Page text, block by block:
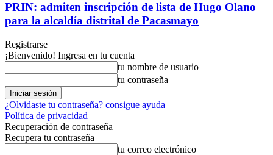
PRIN: admiten inscripción de lista de Hugo Olano
para la alcaldía distrital de Pacasmayo
Registrarse
¡Bienvenido! Ingresa en tu cuenta
tu nombre de usuario
tu contraseña
¿Olvidaste tu contraseña? consigue ayuda
Política de privacidad
Recuperación de contraseña
Recupera tu contraseña
tu correo electrónico